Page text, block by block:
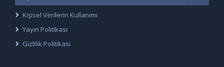
Kişisel Verilerin Kullanımı
Yayın Politikası
Gizlilik Politikası